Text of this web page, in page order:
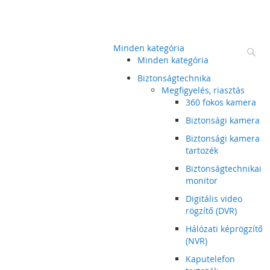
Minden kategória
Minden kategória
Biztonságtechnika
Megfigyelés, riasztás
360 fokos kamera
Biztonsági kamera
Biztonsági kamera
tartozék
Biztonságtechnikai
monitor
Digitális video
rögzítő (DVR)
Hálózati képrögzítő
(NVR)
Kaputelefon